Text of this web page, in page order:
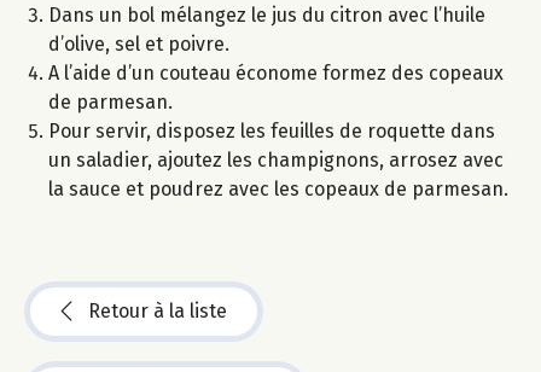
Dans un bol mélangez le jus du citron avec l’huile
d’olive, sel et poivre.
A l’aide d’un couteau économe formez des copeaux
de parmesan.
Pour servir, disposez les feuilles de roquette dans
un saladier, ajoutez les champignons, arrosez avec
la sauce et poudrez avec les copeaux de parmesan.
Retour à la liste